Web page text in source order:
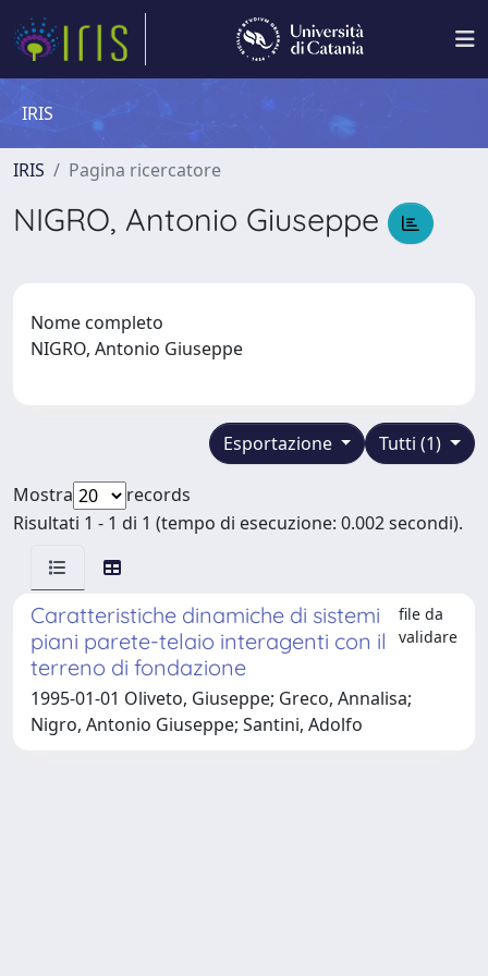
IRIS
IRIS Pagina ricercatore
NIGRO, Antonio Giuseppe
Nome completo
NIGRO, Antonio Giuseppe
Tutti (1)
Esportazione
Mostra
records
Risultati 1 - 1 di 1 (tempo di esecuzione: 0.002 secondi).
Caratteristiche dinamiche di sistemi
piani parete-telaio interagenti con il
terreno di fondazione
file da
validare
1995-01-01 Oliveto, Giuseppe; Greco, Annalisa;
Nigro, Antonio Giuseppe; Santini, Adolfo